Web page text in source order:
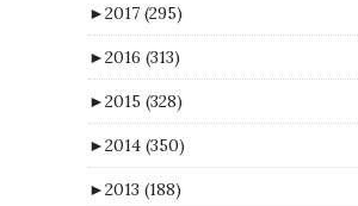
►2017 (295)
►2016 (313)
►2015 (328)
►2014 (350)
►2013 (188)